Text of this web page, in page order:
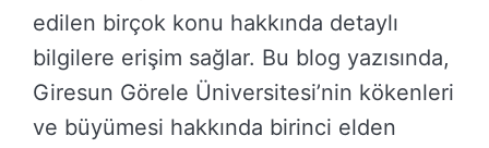
edilen birçok konu hakkında detaylı
bilgilere erişim sağlar. Bu blog yazısında,
Giresun Görele Üniversitesi’nin kökenleri
ve büyümesi hakkında birinci elden